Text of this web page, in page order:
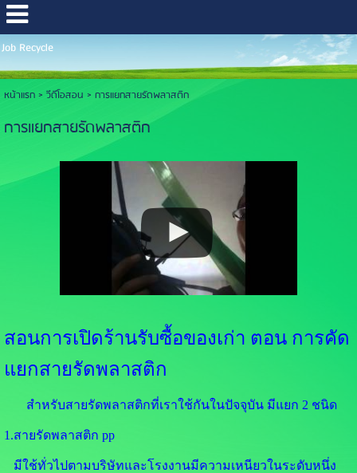
Job Recycle
หน้าแรก> วีดีโอสอน > การแยกสายรัดพลาสติก
การแยกสายรัดพลาสติก
สอนการเปิดร้านรับซื้อของเก่า ตอน การคัด
แยกสายรัดพลาสติก
สำหรับสายรัดพลาสติกที่เราใช้กันในปัจจุบัน มีแยก 2 ชนิด
1.สายรัดพลาสติก pp
มีใช้ทั่วไปตามบริษัทและโรงงานมีความเหนียวในระดับหนึ่ง